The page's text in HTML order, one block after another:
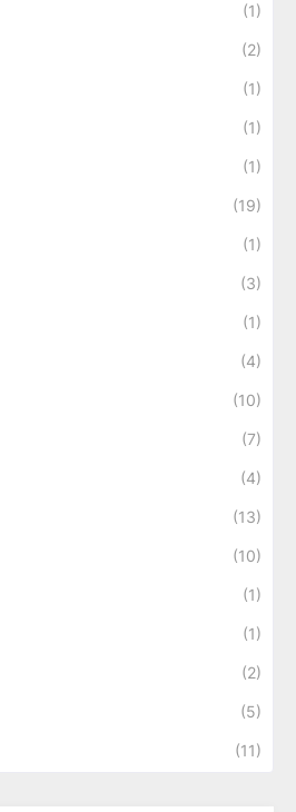
(1)
(2)
(1)
(1)
(1)
(19)
(1)
(3)
(1)
(4)
(10)
(7)
(4)
(13)
(10)
(1)
(1)
(2)
(5)
(11)